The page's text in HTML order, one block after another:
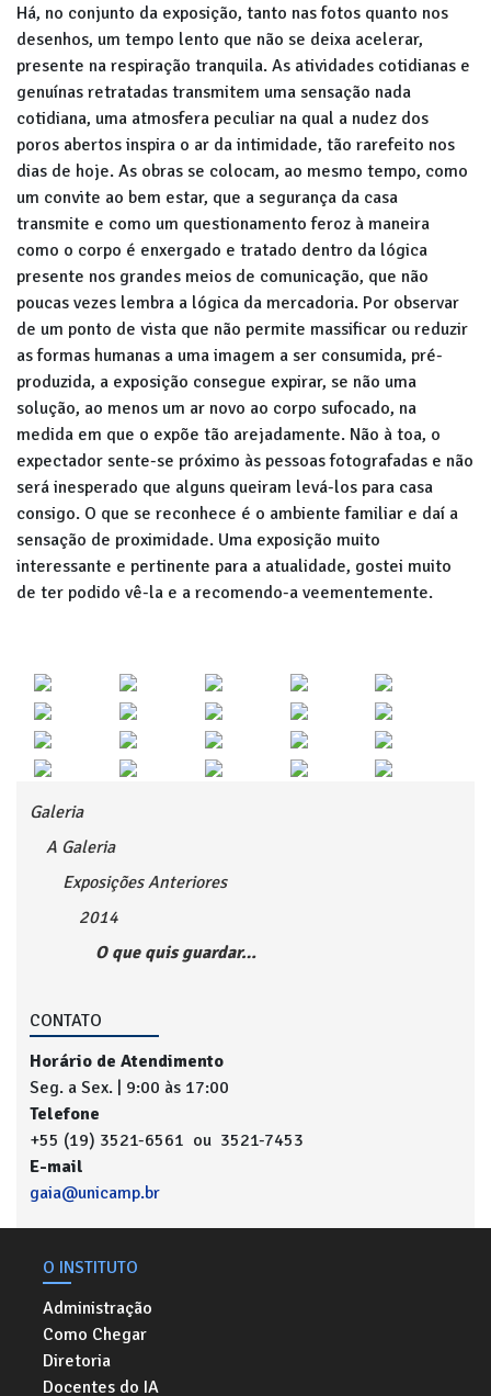
Há, no conjunto da exposição, tanto nas fotos quanto nos
desenhos, um tempo lento que não se deixa acelerar,
presente na respiração tranquila. As atividades cotidianas e
genuínas retratadas transmitem uma sensação nada
cotidiana, uma atmosfera peculiar na qual a nudez dos
poros abertos inspira o ar da intimidade, tão rarefeito nos
dias de hoje. As obras se colocam, ao mesmo tempo, como
um convite ao bem estar, que a segurança da casa
transmite e como um questionamento feroz à maneira
como o corpo é enxergado e tratado dentro da lógica
presente nos grandes meios de comunicação, que não
poucas vezes lembra a lógica da mercadoria. Por observar
de um ponto de vista que não permite massificar ou reduzir
as formas humanas a uma imagem a ser consumida, pré-
produzida, a exposição consegue expirar, se não uma
solução, ao menos um ar novo ao corpo sufocado, na
medida em que o expõe tão arejadamente. Não à toa, o
expectador sente-se próximo às pessoas fotografadas e não
será inesperado que alguns queiram levá-los para casa
consigo. O que se reconhece é o ambiente familiar e daí a
sensação de proximidade. Uma exposição muito
interessante e pertinente para a atualidade, gostei muito
de ter podido vê-la e a recomendo-a veementemente.
Galeria
A Galeria
Exposições Anteriores
2014
O que quis guardar…
CONTATO
Horário de Atendimento
Seg. a Sex. | 9:00 às 17:00
Telefone
+55 (19) 3521-6561 ou 3521-7453
E-mail
gaia@unicamp.br
O INSTITUTO
Administração
Como Chegar
Diretoria
Docentes do IA